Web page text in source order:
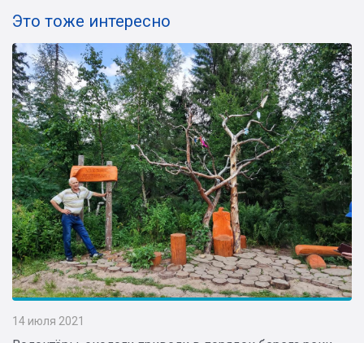
Это тоже интересно
14 июля 2021